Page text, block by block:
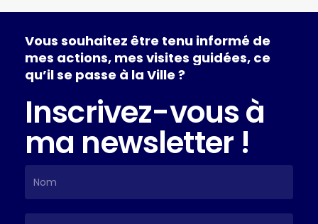
Vous souhaitez être tenu informé de
mes actions, mes visites guidées, ce
qu’ilse passe à la Ville?
Inscrivez-vous à
ma newsletter !